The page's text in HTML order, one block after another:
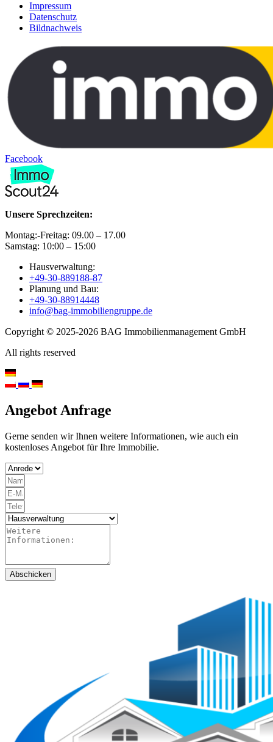
Impressum
Datenschutz
Bildnachweis
Facebook
Unsere Sprechzeiten:
Montag:-Freitag: 09.00 – 17.00
Samstag: 10:00 – 15:00
Hausverwaltung:
+49-30-889188-87
Planung und Bau:
+49-30-88914448
info@bag-immobiliengruppe.de
Copyright © 2025-2026 BAG Immobilienmanagement GmbH
All rights reserved
Angebot Anfrage
Gerne senden wir Ihnen weitere Informationen, wie auch ein
kostenloses Angebot für Ihre Immobilie.
Abschicken